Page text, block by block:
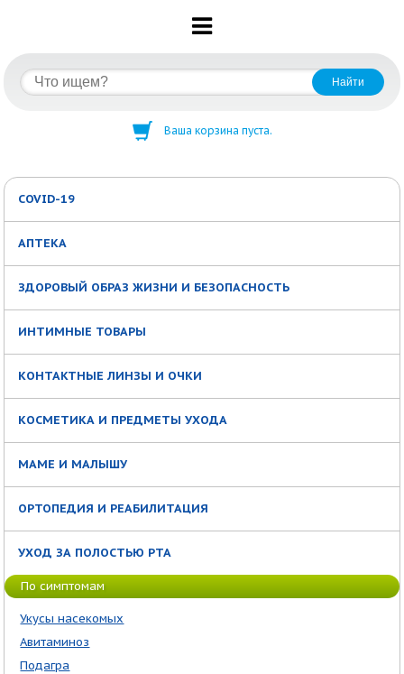
Ваша корзина пуста.
COVID-19
АПТЕКА
ЗДОРОВЫЙ ОБРАЗ ЖИЗНИ И БЕЗОПАСНОСТЬ
ИНТИМНЫЕ ТОВАРЫ
КОНТАКТНЫЕ ЛИНЗЫ И ОЧКИ
КОСМЕТИКА И ПРЕДМЕТЫ УХОДА
МАМЕ И МАЛЫШУ
ОРТОПЕДИЯ И РЕАБИЛИТАЦИЯ
УХОД ЗА ПОЛОСТЬЮ РТА
По симптомам
Укусы насекомых
Авитаминоз
Подагра